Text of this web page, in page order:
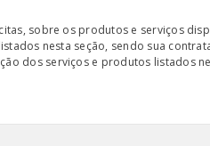
sobre os produtos e serviços
nesta seção, sendo sua
dos serviços e produtos listados